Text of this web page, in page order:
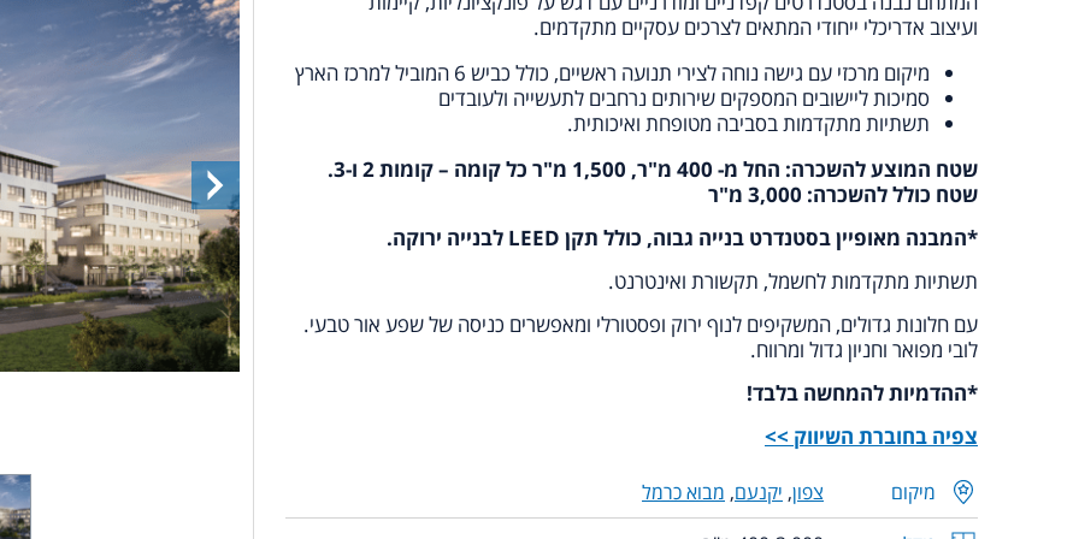
ועיצוב אדריכלי ייחודי המתאים לצרכים עסקיים מתקדמים.
מיקום מרכזי עם גישה נוחה לצירי תנועה ראשיים, כולל כביש 6 המוביל למרכז הארץ
סמיכות ליישובים המספקים שירותים נרחבים לתעשייה ולעובדים
תשתיות מתקדמות בסביבה מטופחת ואיכותית.
שטח המוצע להשכרה: החל מ- 400 מ"ר, 1,500 מ"ר כל קומה – קומות 2 ו-3.
שטח כולל להשכרה: 3,000 מ"ר
*המבנה מאופיין בסטנדרט בנייה גבוה, כולל תקן LEED לבנייה ירוקה.
תשתיות מתקדמות לחשמל, תקשורת ואינטרנט.
עם חלונות גדולים, המשקיפים לנוף ירוק ופסטורלי ומאפשרים כניסה של שפע אור טבעי.
לובי מפואר וחניון גדול ומרווח.
*ההדמיות להמחשה בלבד!
צפיה בחוברת השיווק >>
מיקום צפון, יקנעם, מבוא כרמל